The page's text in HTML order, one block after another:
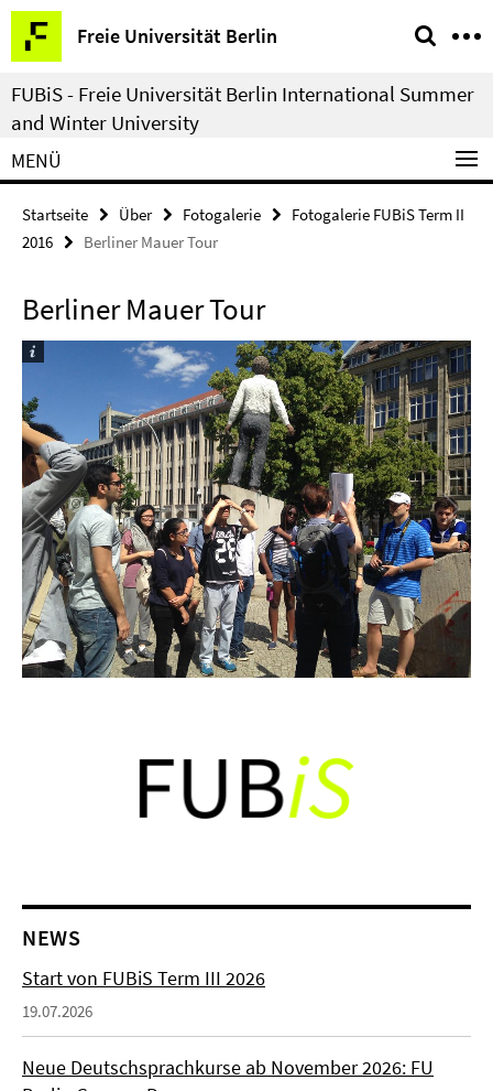
Springe
direkt
zu
Inhalt
Freie Universität Berlin
Service-
Navigation
FUBiS - Freie Universität Berlin International Summer
and Winter University
MENÜ
Startseite Über Fotogalerie
Fotogalerie FUBiS Term II
2016
Berliner Mauer Tour
Berliner Mauer Tour
NEWS
Start von FUBiS Term III 2026
19.07.2026
Neue Deutschsprachkurse ab November 2026: FU